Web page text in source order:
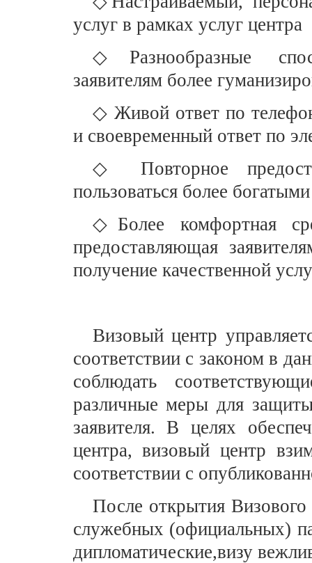
услуг в рамках услуг центра
◇Разнообразные
заявителям более
◇ Живой ответ по
и своевременный ответ по
◇ Повторное
пользоваться более
◇Более комфортная
предоставляющая
получение качественной
Визовый центр
соответствии с законом в
соблюдать
различные меры для
заявителя. В целях
центра, визовый центр
соответствии с
После открытия
служебных (официальных)
дипломатические,визу